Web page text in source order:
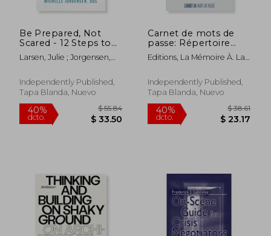
Be Prepared, Not
Scared - 12 Steps to
Emergency
Preparedness: Guide
prepared for short
and long-term
Inglés)
Larsen, Julie ; Jorgensen,
Michelle
Independently Published,
Tapa Blanda, Nuevo
Carnet de mots de
passe: Répertoire
personnel de vos
identifiants de
entrées - Ouverture
de session (en
Editions, La Mémoire À. La
Independently Published,
Tapa Blanda, Nuevo